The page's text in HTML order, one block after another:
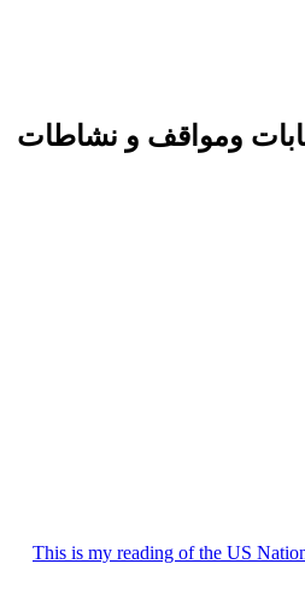
ومواقف و نشاطات
This is my reading of the US